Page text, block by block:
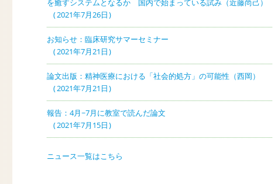
を癒すシステムとなるか 国内で始まっている試み（近藤尚己）
2021年7月26日
お知らせ：臨床研究サマーセミナー
2021年7月21日
論文出版：精神医療における「社会的処方」の可能性（西岡）
2021年7月21日
報告：4月~7月に教室で読んだ論文
2021年7月15日
ニュース一覧はこちら